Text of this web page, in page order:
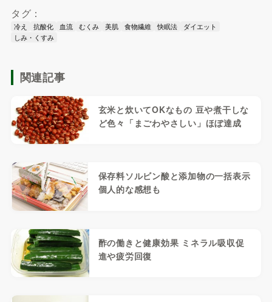
タグ：
冷え 抗酸化 血流 むくみ 美肌 食物繊維 快眠法
ダイエット
しみ・くすみ
関連記事
玄米と炊いてOKなもの 豆や煮干しな
ど色々「まごわやさしい」ほぼ達成
保存料ソルビン酸と添加物の一括表示
個人的な感想も
酢の働きと健康効果 ミネラル吸収促
進や疲労回復